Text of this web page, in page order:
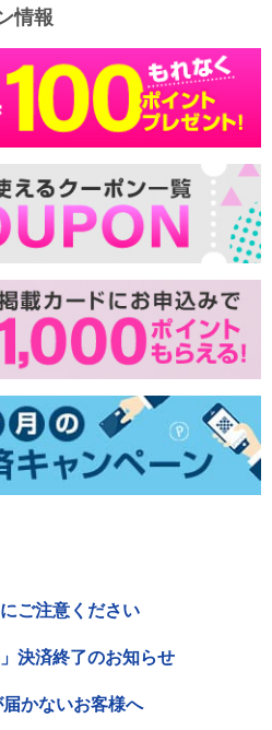
情報
ご注意ください
決済終了のお知らせ
届かないお客様へ